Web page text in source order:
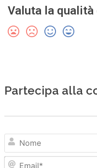
Valuta la
Partecipa alla